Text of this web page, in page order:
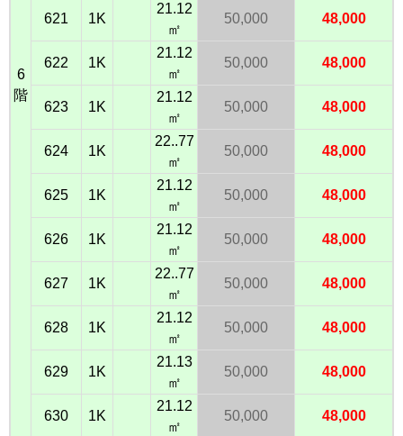
6
階
621 1K
21.12
㎡
50,000 48,000
622 1K
21.12
㎡
50,000 48,000
623 1K
21.12
㎡
50,000 48,000
624 1K
22..77
㎡
50,000 48,000
625 1K
21.12
㎡
50,000 48,000
626 1K
21.12
㎡
50,000 48,000
627 1K
22..77
㎡
50,000 48,000
628 1K
21.12
㎡
50,000 48,000
629 1K
21.13
㎡
50,000 48,000
630 1K
21.12
㎡
50,000 48,000